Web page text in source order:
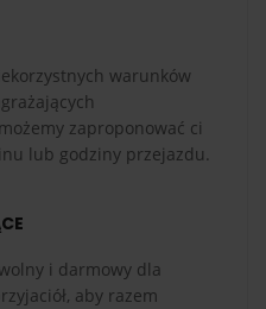
warunków
zaproponować ci
lub godziny przejazdu.
i darmowy dla
aby razem